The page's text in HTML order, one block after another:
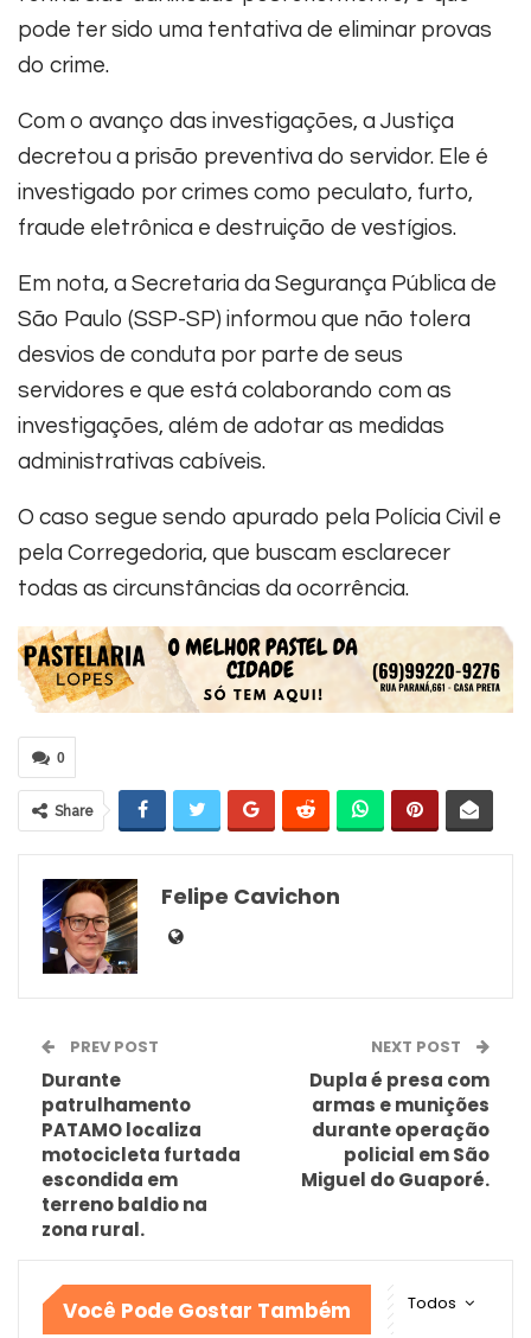
pode ter sido uma tentativa de eliminar provas
do crime.
Com o avanço das investigações, a Justiça
decretou a prisão preventiva do servidor. Ele é
investigado por crimes como peculato, furto,
fraude eletrônica e destruição de vestígios.
Em nota, a Secretaria da Segurança Pública de
São Paulo (SSP-SP) informou que não tolera
desvios de conduta por parte de seus
servidores e que está colaborando com as
investigações, além de adotar as medidas
administrativas cabíveis.
O caso segue sendo apurado pela Polícia Civil e
pela Corregedoria, que buscam esclarecer
todas as circunstâncias da ocorrência.
0
Share
Felipe Cavichon
PREV POST
Durante
patrulhamento
PATAMO localiza
motocicleta furtada
escondida em
terreno baldio na
zona rural.
NEXT POST
Dupla é presa com
armas e munições
durante operação
policial em São
Miguel do Guaporé.
Todos
Você Pode Gostar Também